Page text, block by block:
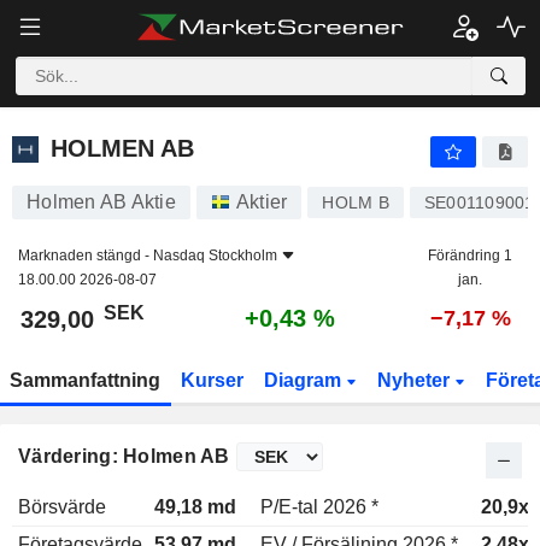
HOLMEN AB
HOLMEN AB
Holmen AB Aktie Aktier HOLM B
Marknaden stängd - Nasdaq Stockholm
18.00.00 2026-08-07
Förändring 1
jan.
329,00 SEK +0,43 % −7,17 %
Sammanfattning Kurser Diagram Nyheter
Värdering: Holmen AB
Börsvärde 49,18 md P/E-tal 2026 *
20,9x